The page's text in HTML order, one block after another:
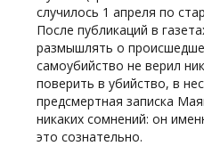
случилось 1 апреля по
После публикаций в
размышлять о
самоубийство не верил
поверить в убийство, в
предсмертная записка
никаких сомнений: он
это сознательно.